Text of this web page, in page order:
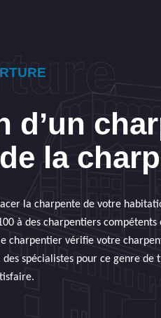
d’un
la
la charpente de votre
à des charpentiers
charpentier vérifie votre
spécialistes pour ce genre